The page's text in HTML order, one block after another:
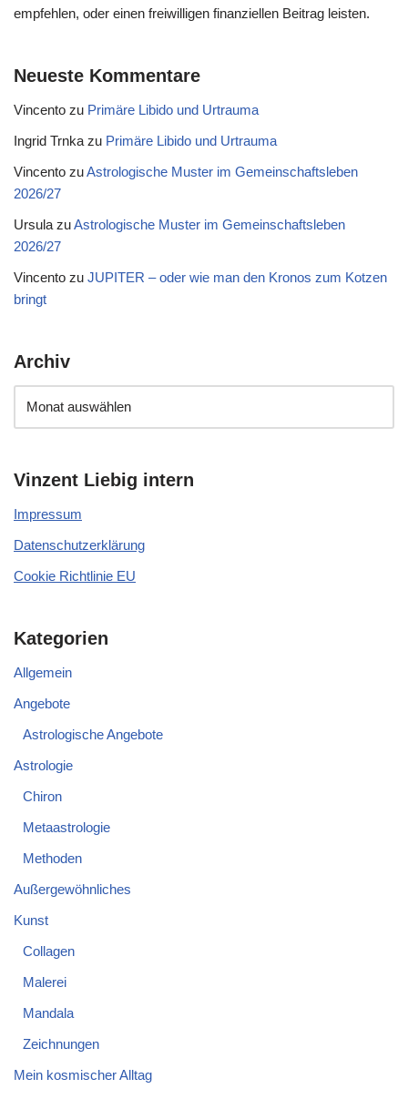
empfehlen, oder einen freiwilligen finanziellen Beitrag leisten.
Neueste Kommentare
Vincento zu Primäre Libido und Urtrauma
Ingrid Trnka zu Primäre Libido und Urtrauma
Vincento zuAstrologische Muster im Gemeinschaftsleben
2026/27
Ursula zuAstrologische Muster im Gemeinschaftsleben
2026/27
Vincento zu JUPITER – oder wie man den Kronos zum Kotzen
bringt
Archiv
Vinzent Liebig intern
Impressum
Datenschutzerklärung
Cookie Richtlinie EU
Kategorien
Allgemein
Angebote
Astrologische Angebote
Astrologie
Chiron
Metaastrologie
Methoden
Außergewöhnliches
Kunst
Collagen
Malerei
Mandala
Zeichnungen
Mein kosmischer Alltag